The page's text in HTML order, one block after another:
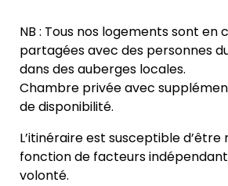
NB : Tous nos logements sont en
partagées avec des personnes
dans des auberges locales.
Chambre privée avec
de disponibilité.
L’itinéraire est susceptible d’être
fonction de facteurs
volonté.